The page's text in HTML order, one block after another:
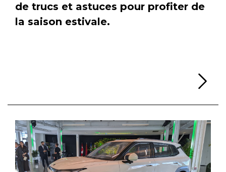
de trucs et astuces pour profiter de
la saison estivale.